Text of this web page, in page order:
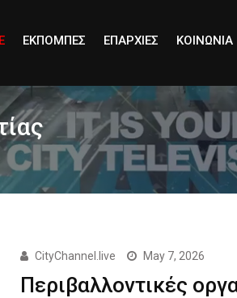
ΕΚΠΟΜΠΕΣ ΕΠΑΡΧΙΕΣ ΚΟΙΝΩΝΙΑ
CityChannel.live May 7, 2026
Περιβαλλοντικές